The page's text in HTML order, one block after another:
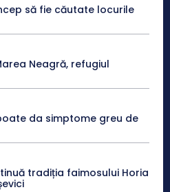
să fie căutate locurile
Neagră, refugiul
da simptome greu de
tradiția faimosului Horia